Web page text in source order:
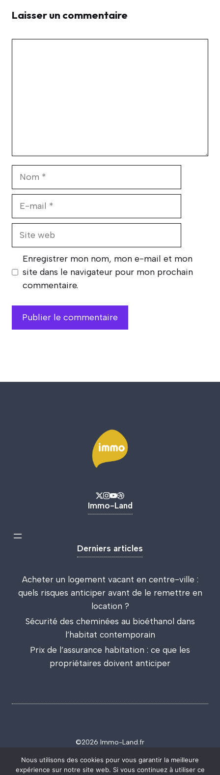
Laisser un commentaire
Enregistrer mon nom, mon e-mail et mon
site dans le navigateur pour mon prochain
commentaire.
Immo-Land
Derniers articles
Acheter un logement vacant en centre-ville :
quels risques anticiper avant de le remettre en
location ?
Sécurité des cheminées au bioéthanol dans
l’habitat contemporain
Prix de l’assurance habitation : ce que les
propriétaires doivent anticiper
©2026 Immo-Land.fr
Politique de confidentialité
Mentions légales
Nous utilisons des cookies pour vous garantir la meilleure
expérience sur notre site web. Si vous continuez à utiliser ce